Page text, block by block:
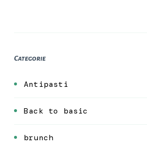
Categorie
Antipasti
Back to basic
brunch